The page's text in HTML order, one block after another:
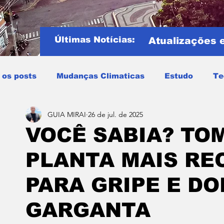
Últimas Notícias: Atualizações
os posts Mudanças Climaticas Estudo
do mundo COPA DO MUNDO 2026
Miraí Muriaé Região
VOCÊ SABIA?
PLANTA MAIS
PARA GRIPE E
GARGANTA
GUIA MIRAI 26 de jul. de 2025